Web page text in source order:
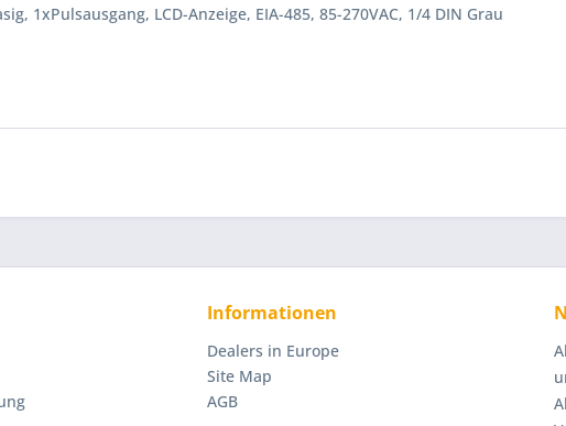
1xPulsausgang, LCD-Anzeige, EIA-485, 85-270VAC, 1/4 DIN Grau
Informationen
Dealers in Europe
Site Map
AGB